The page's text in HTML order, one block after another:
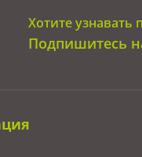
Хотите узнавать
Подпишитесь